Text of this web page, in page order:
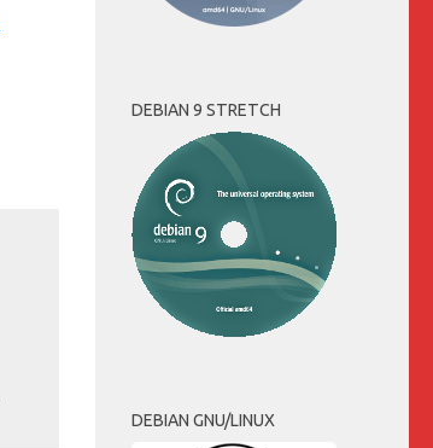
DEBIAN 9 STRETCH
DEBIAN GNU/LINUX